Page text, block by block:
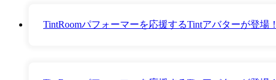
TintRoomパフォーマーを応援するTintアバターが登